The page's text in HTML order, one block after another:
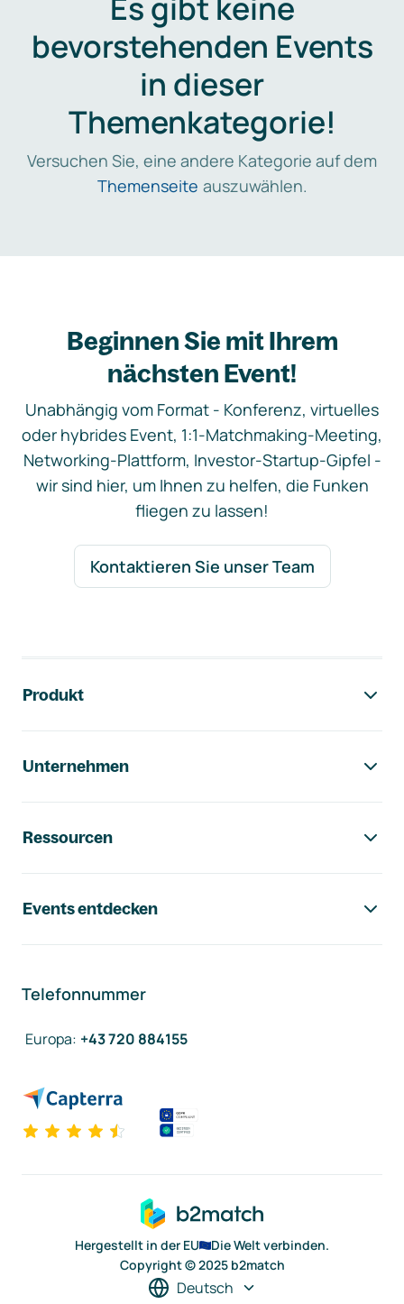
bevorstehenden Events
in dieser
Themenkategorie!
Versuchen Sie, eine andere Kategorie auf dem
Themenseite auszuwählen.
Beginnen Sie mit Ihrem
nächsten Event!
Unabhängig vom Format - Konferenz, virtuelles
oder hybrides Event, 1:1-Matchmaking-Meeting,
Networking-Plattform, Investor-Startup-Gipfel -
wir sind hier, um Ihnen zu helfen, die Funken
fliegen zu lassen!
Kontaktieren Sie unser Team
Produkt
Unternehmen
Ressourcen
Events entdecken
Telefonnummer
Europa: +43 720 884155
Hergestellt in der EU
Die Welt verbinden.
Copyright © 2025 b2match
Deutsch